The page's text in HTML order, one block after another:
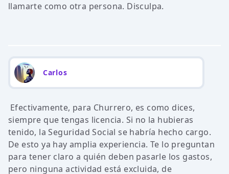
llamarte como otra persona. Disculpa.
Carlos
Efectivamente, para Churrero, es como dices,
siempre que tengas licencia. Si no la hubieras
tenido, la Seguridad Social se habría hecho cargo.
De esto ya hay amplia experiencia. Te lo preguntan
para tener claro a quién deben pasarle los gastos,
pero ninguna actividad está excluida, de